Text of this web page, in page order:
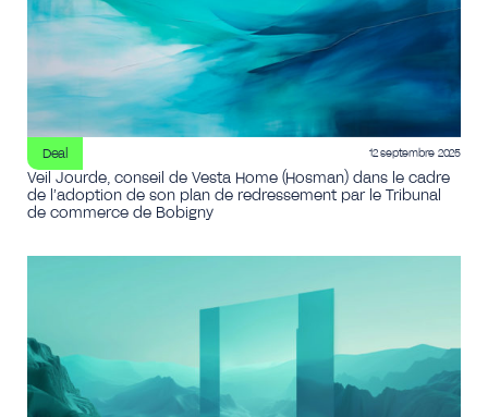
Deal 12 septembre 2025
Veil Jourde, conseil de Vesta Home (Hosman) dans le cadre
de l’adoption de son plan de redressement par le Tribunal
de commerce de Bobigny